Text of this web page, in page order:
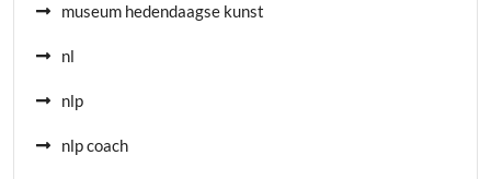
museum hedendaagse kunst
nl
nlp
nlp coach